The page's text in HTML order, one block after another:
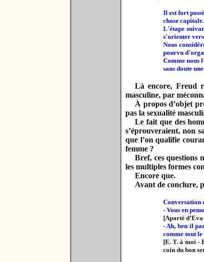
Il est fort
chose capitale.
L'étape
s'orienter
Nous
pourvu
Comme nous
sans doute
Là encore, Freud
masculine, par
À propos d’objet
pas la sexualité
Le fait que des
s’éprouveraient, non
que l’on qualifie
femme ?
Bref, ces questions
les multiples formes
Encore que.
Avant de conclure,
Conversation
- Vous en
[Aparté
- Ah, ben il
comme tout
[E. T. à moi -
coin du bon